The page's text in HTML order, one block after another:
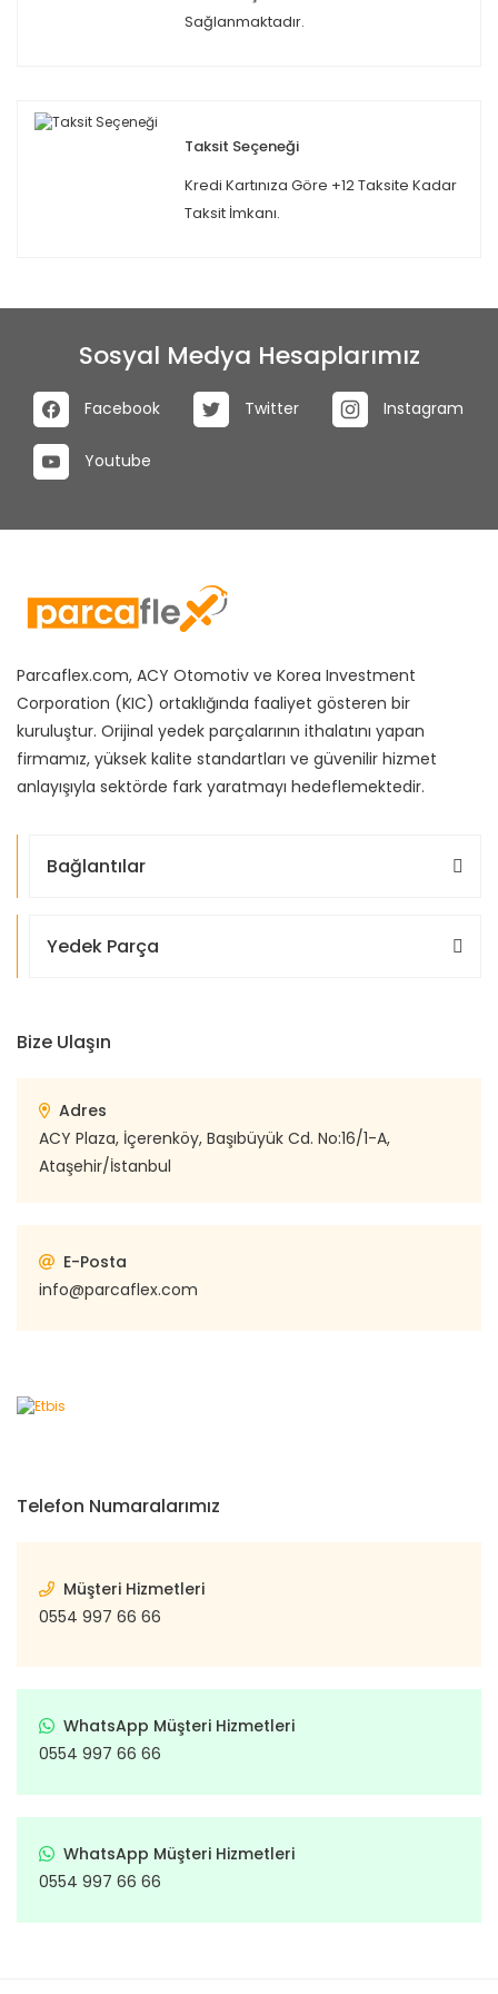
Sağlanmaktadır.
Taksit Seçeneği
Kredi Kartınıza Göre +12 Taksite Kadar
Taksit İmkanı.
Sosyal Medya Hesaplarımız
Facebook Twitter Instagram
Youtube
Parcaflex.com, ACY Otomotiv ve Korea Investment
Corporation (KIC) ortaklığında faaliyet gösteren bir
kuruluştur. Orijinal yedek parçalarının ithalatını yapan
firmamız, yüksek kalite standartları ve güvenilir hizmet
anlayışıyla sektörde fark yaratmayı hedeflemektedir.
Bağlantılar
Yedek Parça
Bize Ulaşın
Adres
ACY Plaza, İçerenköy, Başıbüyük Cd. No:16/1-A,
Ataşehir/İstanbul
E-Posta
info@parcaflex.com
Telefon Numaralarımız
Müşteri Hizmetleri
0554 997 66 66
WhatsApp Müşteri Hizmetleri
0554 997 66 66
WhatsApp Müşteri Hizmetleri
0554 997 66 66